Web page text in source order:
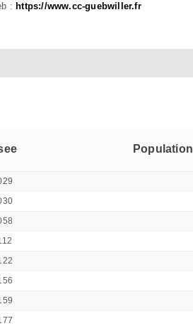
: https://www.cc-guebwiller.fr
Population